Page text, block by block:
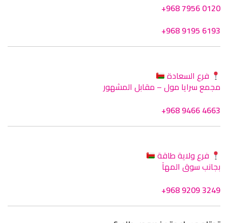
+968 7956 0120
+968 9195 6193
فرع السعادة
مجمع سرايا مول – مقابل المشهور
+968 9466 4663
فرع ولاية طاقة
بجانب سوق المهآ
+968 9209 3249